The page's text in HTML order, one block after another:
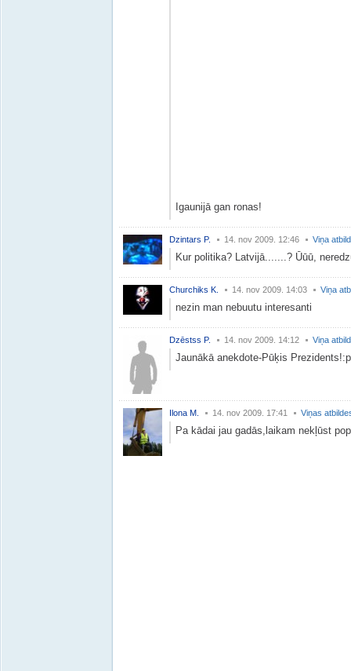
Igaunijā gan ronas!
Dzintars P. 14. nov 2009. 12:46 Viņa
Kur politika? Latvijā.......? Ūūū,
Churchiks K. 14. nov 2009. 14:03 Viņa
nezin man nebuutu interesanti
Dzēstss P. 14. nov 2009. 14:12 Viņa
Jaunākā anekdote-Pūķis Prezidents!:p
Ilona M. 14. nov 2009. 17:41 Viņas
Pa kādai jau gadās,laikam nekļūst